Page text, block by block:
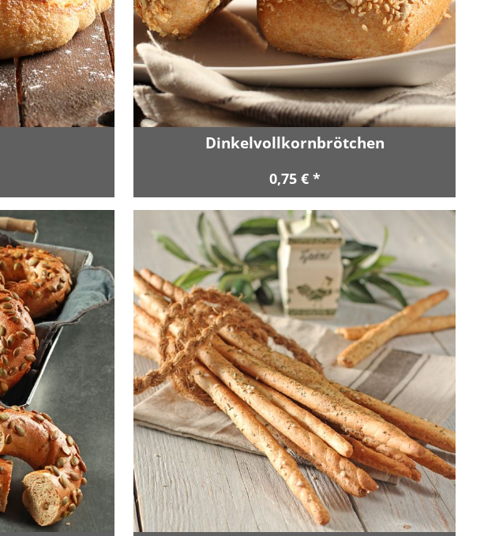
Dinkelvollkornbrötchen
0,75 € *